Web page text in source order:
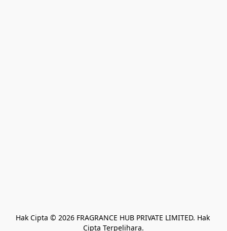
Hak Cipta © 2026 FRAGRANCE HUB PRIVATE LIMITED. Hak
Cipta Terpelihara.